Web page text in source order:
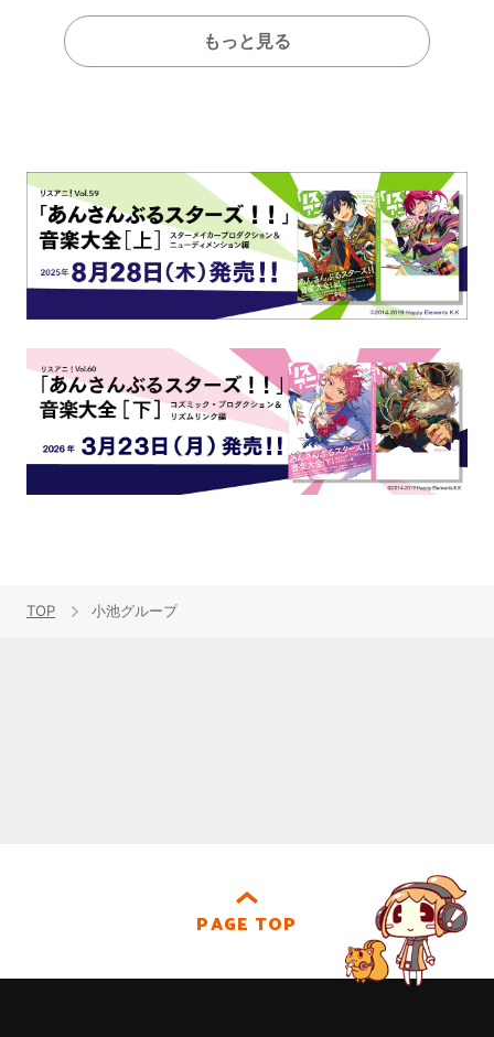
もっと見る
TOP 小池グループ
PAGE TOP